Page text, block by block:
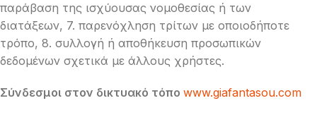
παράβαση της ισχύουσας νομοθεσίας ή των
διατάξεων, 7. παρενόχληση τρίτων με οποιοδήποτε
τρόπο, 8. συλλογή ή αποθήκευση προσωπικών
δεδομένων σχετικά με άλλους χρήστες.
Σύνδεσμοι στον δικτυακό τόπο www.giafantasou.com